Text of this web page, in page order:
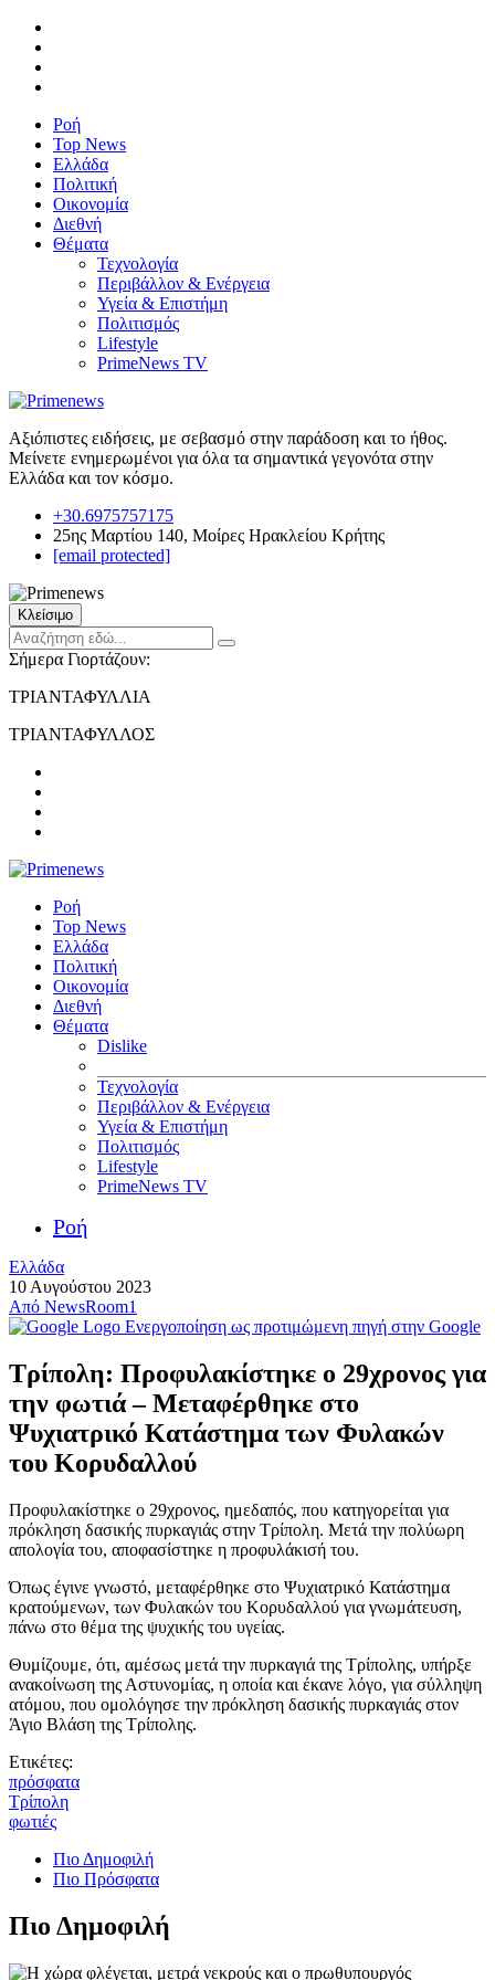
Ροή
Top News
Ελλάδα
Πολιτική
Οικονομία
Διεθνή
Θέματα
Τεχνολογία
Περιβάλλον & Ενέργεια
Υγεία & Επιστήμη
Πολιτισμός
Lifestyle
PrimeNews TV
Αξιόπιστες ειδήσεις, με σεβασμό στην παράδοση και το ήθος.
Μείνετε ενημερωμένοι για όλα τα σημαντικά γεγονότα στην
Ελλάδα και τον κόσμο.
+30.6975757175
25ης Μαρτίου 140, Μοίρες Ηρακλείου Κρήτης
[email protected]
Κλείσιμο
Σήμερα Γιορτάζουν:
ΤΡΙΑΝΤΑΦΥΛΛΙΑ
ΤΡΙΑΝΤΑΦΥΛΛΟΣ
Ροή
Top News
Ελλάδα
Πολιτική
Οικονομία
Διεθνή
Θέματα
Dislike
Τεχνολογία
Περιβάλλον & Ενέργεια
Υγεία & Επιστήμη
Πολιτισμός
Lifestyle
PrimeNews TV
Ροή
Ελλάδα
10 Αυγούστου 2023
Από NewsRoom1
Ενεργοποίηση ως προτιμώμενη πηγή στην Google
Τρίπολη: Προφυλακίστηκε ο 29χρονος για
την φωτιά – Μεταφέρθηκε στο
Ψυχιατρικό Κατάστημα των Φυλακών
του Κορυδαλλού
Προφυλακίστηκε ο 29χρονος, ημεδαπός, που κατηγορείται για
πρόκληση δασικής πυρκαγιάς στην Τρίπολη. Μετά την πολύωρη
απολογία του, αποφασίστηκε η προφυλάκισή του.
Όπως έγινε γνωστό, μεταφέρθηκε στο Ψυχιατρικό Κατάστημα
κρατούμενων, των Φυλακών του Κορυδαλλού για γνωμάτευση,
πάνω στο θέμα της ψυχικής του υγείας.
Θυμίζουμε, ότι, αμέσως μετά την πυρκαγιά της Τρίπολης, υπήρξε
ανακοίνωση της Αστυνομίας, η οποία και έκανε λόγο, για σύλληψη
ατόμου, που ομολόγησε την πρόκληση δασικής πυρκαγιάς στον
Άγιο Βλάση της Τρίπολης.
Ετικέτες:
πρόσφατα
Τρίπολη
φωτιές
Πιο Δημοφιλή
Πιο Πρόσφατα
Πιο Δημοφιλή